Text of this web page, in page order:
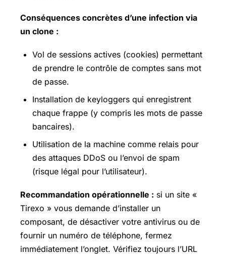
Conséquences concrètes d’une infection via
un clone :
Vol de sessions actives (cookies) permettant
de prendre le contrôle de comptes sans mot
de passe.
Installation de keyloggers qui enregistrent
chaque frappe (y compris les mots de passe
bancaires).
Utilisation de la machine comme relais pour
des attaques DDoS ou l’envoi de spam
(risque légal pour l’utilisateur).
Recommandation opérationnelle : si un site «
Tirexo » vous demande d’installer un
composant, de désactiver votre antivirus ou de
fournir un numéro de téléphone, fermez
immédiatement l’onglet. Vérifiez toujours l’URL